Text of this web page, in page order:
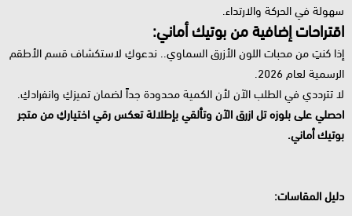
سهولة في الحركة والارتداء.
اقتراحات إضافية من بوتيك أماني:
إذا كنتِ من محبات اللون الأزرق السماوي.. ندعوكِ لاستكشاف قسم الأطقم
الرسمية لعام 2026.
لا تترددي في الطلب الآن لأن الكمية محدودة جداً لضمان تميزكِ وانفرادكِ.
احصلي على بلوزه تل ازرق الآن وتألقي بإطلالة تعكس رقي اختياركِ من متجر
بوتيك أماني.
دليل المقاسات: